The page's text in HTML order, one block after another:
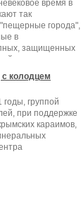
время в
так
города",
в
защищенных
местах
колодцем
группой
при поддержке
караимов,